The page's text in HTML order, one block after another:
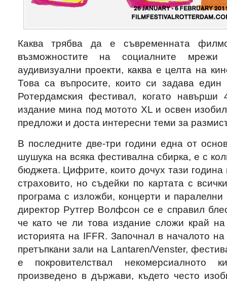
Каква трябва да е съвременната
възможностите на социалните
аудивизуални проекти, каква е целта на
Това са въпросите, които си задава
Ротердамския фестивал, когато навърши
издание мина под мотото XL и освен
предложи и доста интересни теми за
В последните две-три години една от
шушука на всяка фестивална сбирка, е с
бюджета. Цифрите, които дочух тази година
страховито, но съдейки по картата с
програма с изложби, концерти и
директор Рутгер Волфсон се е справил
че като че ли това издание сложи край
историята на IFFR. Започнал в началото
претъпкани зали на Lantaren/Venster,
е покровителствал
произведено в държави, където често